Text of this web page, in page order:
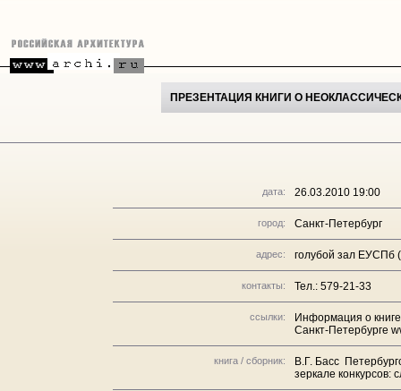
ПРЕЗЕНТАЦИЯ КНИГИ О
дата: 26.03.2010 19:00
город: Санкт-Петербург
адрес: голубой зал ЕУСПб
контакты: Тел.: 579-21-33
ссылки:
Информация о
Санкт-Петербурге
книга / сборник:
В.Г. Басс
зеркале конкурсов: